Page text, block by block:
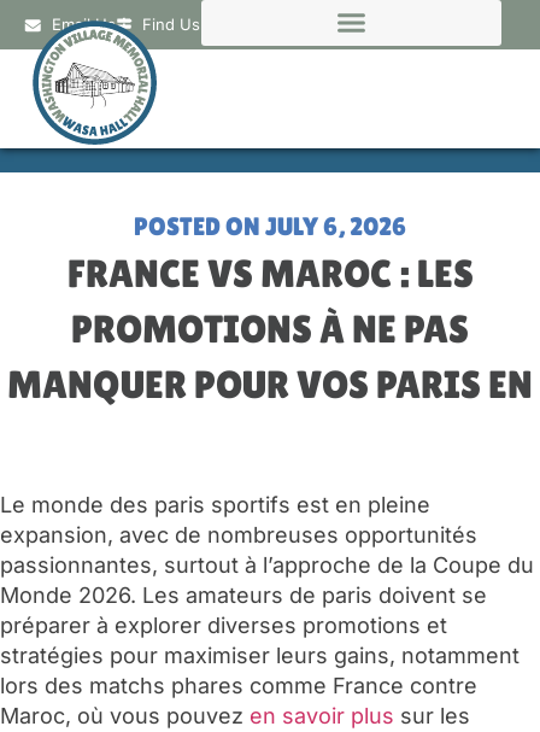
Email Us Find Us
POSTED ON JULY 6, 2026
FRANCE VS MAROC : LES
PROMOTIONS À NE PAS
MANQUER POUR VOS PARIS EN
Le monde des paris sportifs est en pleine
expansion, avec de nombreuses opportunités
passionnantes, surtout à l’approche de la Coupe du
Monde 2026. Les amateurs de paris doivent se
préparer à explorer diverses promotions et
stratégies pour maximiser leurs gains, notamment
lors des matchs phares comme France contre
Maroc, où vous pouvez en savoir plus sur les